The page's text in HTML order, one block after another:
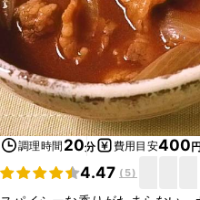
調理時間 20分 費用目安400
4.47 ( 5)